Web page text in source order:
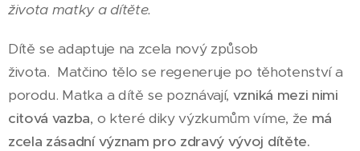
života matky a dítěte.
Dítě se adaptuje na zcela nový způsob
života. Matčino tělo se regeneruje po těhotenství a
porodu. Matka a dítě se poznávají, vzniká mezi nimi
citová vazba, o které diky výzkumům víme, že má
zcela zásadní význam pro zdravý vývoj dítěte.